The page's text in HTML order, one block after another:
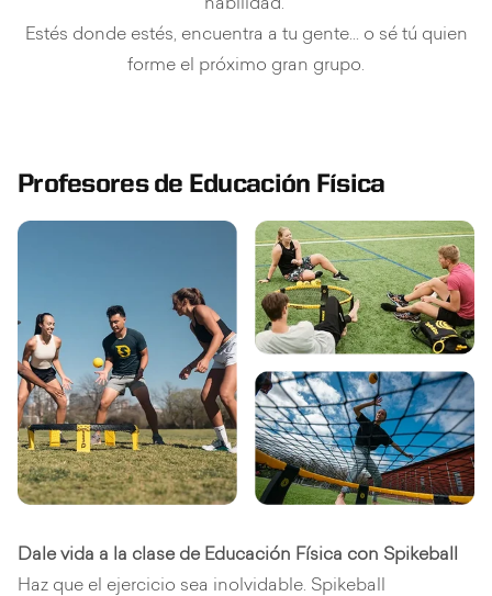
habilidad.
Estés donde estés, encuentra a tu gente... o sé tú quien
forme el próximo gran grupo.
Profesores de Educación Física
Dale vida a la clase de Educación Física con Spikeball
Haz que el ejercicio sea inolvidable. Spikeball